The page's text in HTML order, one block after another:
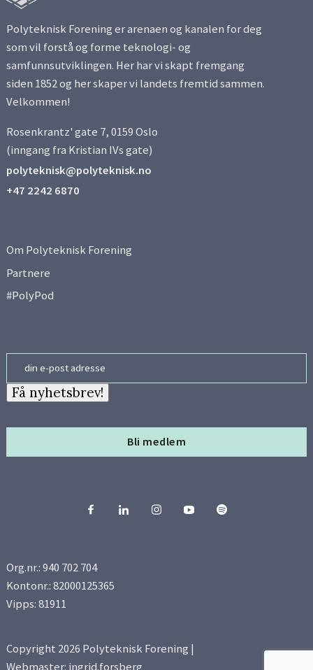
Polyteknisk Forening er arenaen og kanalen for deg
som vil forstå og forme teknologi- og
samfunnsutviklingen. Her har vi skapt fremgang
siden 1852 og her skaper vi landets fremtid sammen.
Velkommen!
Rosenkrantz' gate 7, 0159 Oslo
(inngang fra Kristian IVs gate)
polyteknisk@polyteknisk.no
+47 2242 6870
Om Polyteknisk Forening
Partnere
#PolyPod
Bli medlem
Få nyhetsbrev!
Org.nr.: 940 702 704
Kontonr.: 82000125365
Vipps: 81911
Copyright 2026 Polyteknisk Forening |
Webmaster: ingrid.forsberg